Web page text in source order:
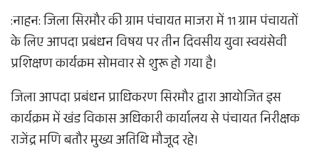
:नाहन: जिला सिरमौर की ग्राम पंचायत माजरा में 11 ग्राम पंचायतों
के लिए आपदा प्रबंधन विषय पर तीन दिवसीय युवा स्वयंसेवी
प्रशिक्षण कार्यक्रम सोमवार से शुरू हो गया है।
जिला आपदा प्रबंधन प्राधिकरण सिरमौर द्वारा आयोजित इस
कार्यक्रम में खंड विकास अधिकारी कार्यालय से पंचायत निरीक्षक
राजेंद्र मणि बतौर मुख्य अतिथि मौजूद रहे।